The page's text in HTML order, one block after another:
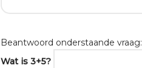
Beantwoord onderstaande vraag:
Wat is 3+5?